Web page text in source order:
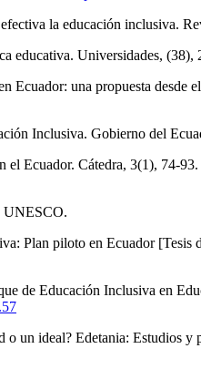
la educación inclusiva.
educativa. Universidades, (38),
una propuesta desde
Inclusiva. Gobierno del
el Ecuador. Cátedra, 3(1), 74-93.
UNESCO.
Plan piloto en Ecuador
de Educación Inclusiva en
un ideal? Edetania: Estudios y